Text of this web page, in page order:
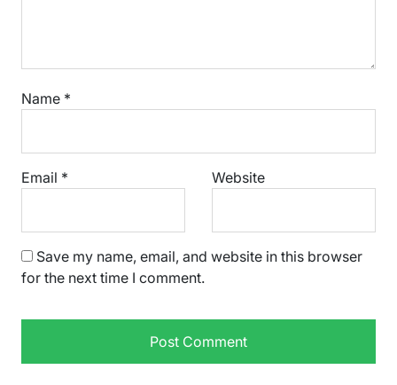
Name *
Email * Website
Save my name, email, and website in this browser
for the next time I comment.